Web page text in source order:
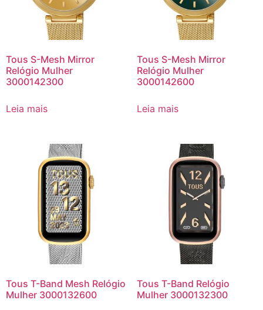
Tous S-Mesh Mirror
Relógio Mulher
3000142300
Leia mais
Tous S-Mesh Mirror
Relógio Mulher
3000142600
Leia mais
Tous T-Band Mesh Relógio
Mulher 3000132600
Tous T-Band Relógio
Mulher 3000132300